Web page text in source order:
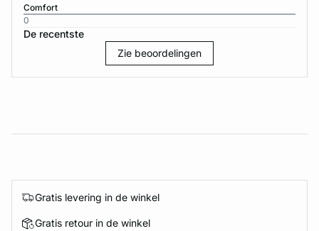
Comfort
0
De recentste
Zie beoordelingen
Gratis levering in de winkel
Gratis retour in de winkel